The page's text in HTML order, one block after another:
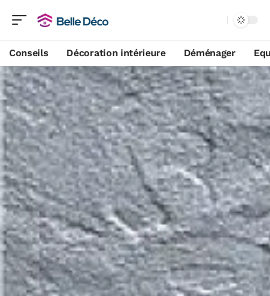
Conseils Décoration intérieure Déménager